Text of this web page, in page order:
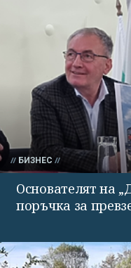
БИЗНЕС
Основателят на
поръчка за